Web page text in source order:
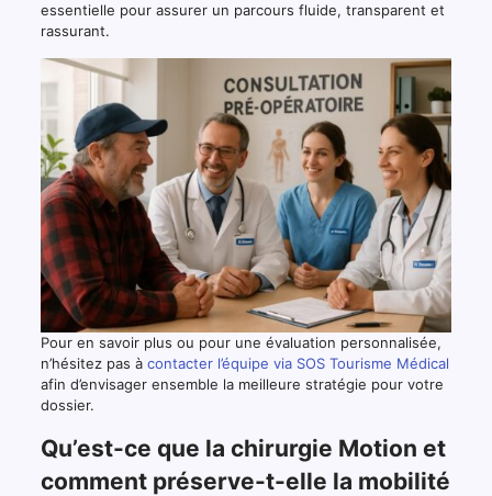
essentielle pour assurer un parcours fluide, transparent et
rassurant.
Pour en savoir plus ou pour une évaluation personnalisée,
n’hésitez pas à contacter l’équipe via SOS Tourisme Médical
afin d’envisager ensemble la meilleure stratégie pour votre
dossier.
Qu’est-ce que la chirurgie Motion et
comment préserve-t-elle la mobilité